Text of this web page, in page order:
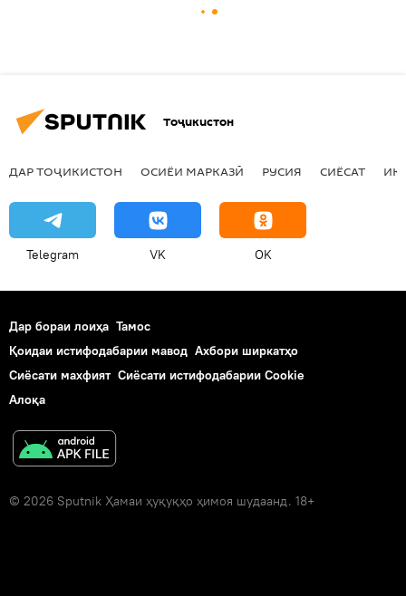
Тоҷикистон
ДАР ТОҶИКИСТОН ОСИЁИ МАРКАЗӢ РУСИЯ СИЁСАТ
Telegram VK OK
Дар бораи лоиҳа Тамос
Қоидаи истифодабарии мавод Ахбори ширкатҳо
Сиёсати махфият Сиёсати истифодабарии Cookie
Алоқа
© 2026 Sputnik Ҳамаи ҳуқуқҳо ҳимоя шудаанд. 18+